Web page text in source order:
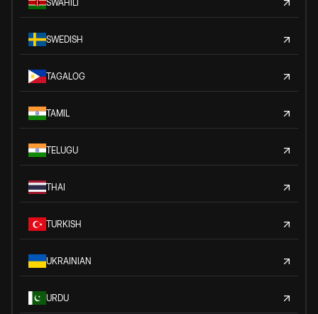
SWAHILI
SWEDISH
TAGALOG
TAMIL
TELUGU
THAI
TURKISH
UKRAINIAN
URDU